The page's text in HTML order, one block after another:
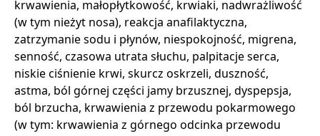
krwawienia, małopłytkowość, krwiaki, nadwrażliwość
(w tym nieżyt nosa), reakcja anafilaktyczna,
zatrzymanie sodu i płynów, niespokojność, migrena,
senność, czasowa utrata słuchu, palpitacje serca,
niskie ciśnienie krwi, skurcz oskrzeli, duszność,
astma, ból górnej części jamy brzusznej, dyspepsja,
ból brzucha, krwawienia z przewodu pokarmowego
(w tym: krwawienia z górnego odcinka przewodu